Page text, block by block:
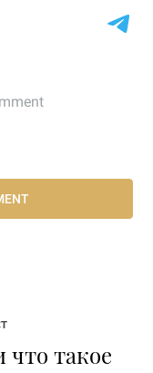
что такое